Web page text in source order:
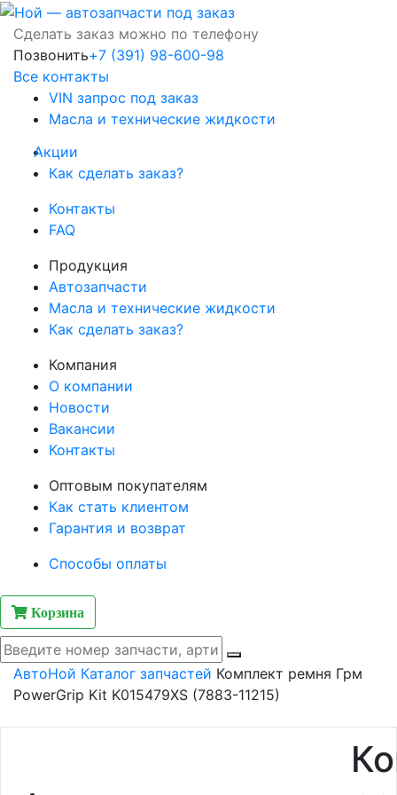
Сделать заказ можно по телефону
Позвонить+7 (391) 98-600-98
Все контакты
VIN запрос под заказ
Масла и технические жидкости
Акции
Как сделать заказ?
Контакты
FAQ
Продукция
Автозапчасти
Масла и технические жидкости
Как сделать заказ?
Компания
О компании
Новости
Вакансии
Контакты
Оптовым покупателям
Как стать клиентом
Гарантия и возврат
Способы оплаты
Корзина
АвтоНой Каталог запчастей Комплект ремня Грм
PowerGrip Kit K015479XS (7883-11215)